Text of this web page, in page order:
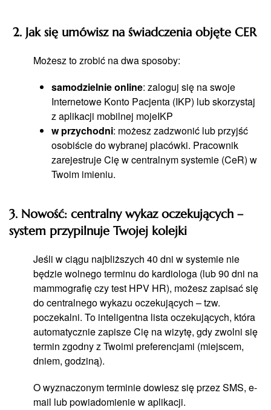
2. Jak się umówisz na świadczenia objęte CER
Możesz to zrobić na dwa sposoby:
samodzielnie online: zaloguj się na swoje
Internetowe Konto Pacjenta (IKP) lub skorzystaj
z aplikacji mobilnej mojeIKP
w przychodni: możesz zadzwonić lub przyjść
osobiście do wybranej placówki. Pracownik
zarejestruje Cię w centralnym systemie (CeR) w
Twoim imieniu.
3. Nowość: centralny wykaz oczekujących –
system przypilnuje Twojej kolejki
Jeśli w ciągu najbliższych 40 dni w systemie nie
będzie wolnego terminu do kardiologa (lub 90 dni na
mammografię czy test HPV HR), możesz zapisać się
do centralnego wykazu oczekujących – tzw.
poczekalni. To inteligentna lista oczekujących, która
automatycznie zapisze Cię na wizytę, gdy zwolni się
termin zgodny z Twoimi preferencjami (miejscem,
dniem, godziną).
O wyznaczonym terminie dowiesz się przez SMS, e-
mail lub powiadomienie w aplikacji.